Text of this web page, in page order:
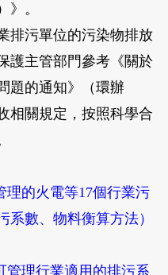
》。
污單位的污染物排放
護主管部門參考《關於
題的通知》（環辦
相關規定，按照科學合
理的火電等17個行業污
數、物料衡算方法）
管理行業適用的排污系